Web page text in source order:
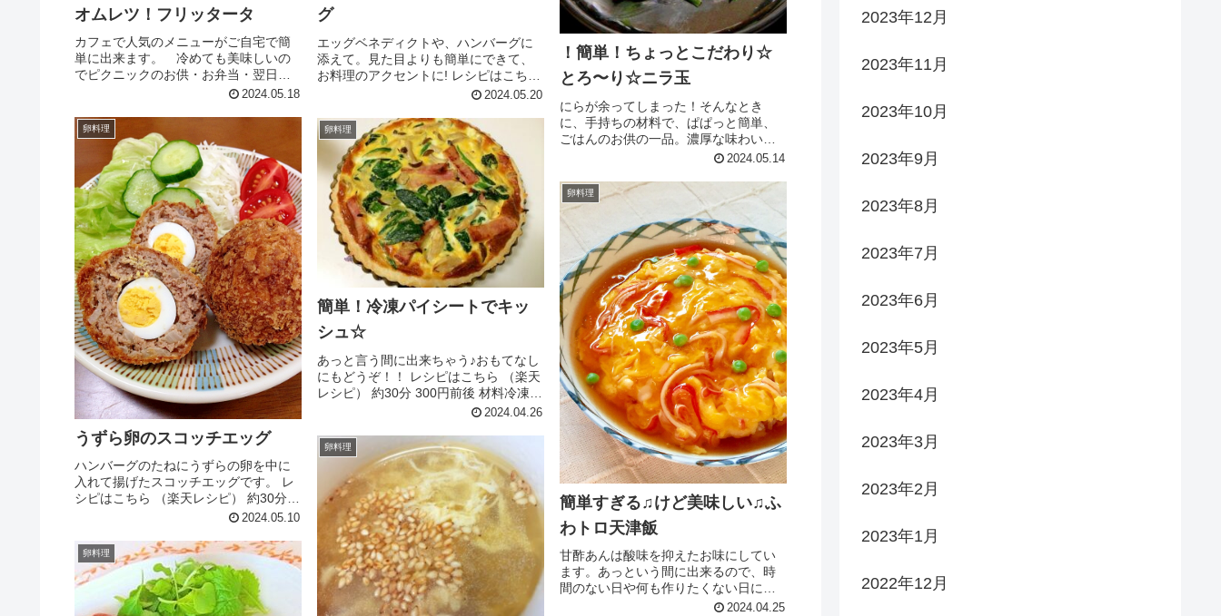
グ
エッグベネディクトや、ハンバーグに
添えて。見た目よりも簡単にできて、
お料理のアクセントに! レシピはこちら
（楽天レシピ） 5分以内 100円以下 材
2024.05.20
オムレツ！フリッタータ
カフェで人気のメニューがご自宅で簡
単に出来ます。 冷めても美味しいの
でピクニックのお供・お弁当・翌日の
ブランチとしてもどうぞ。 レシピはこ
材料卵粉チーズピザ用チーズ塩コンソ
メ顆粒ほうれん草胡椒ナ...
2024.05.18
！簡単！ちょっとこだわり☆
とろ〜り☆ニラ玉
にらが余ってしまった！そんなとき
に、手持ちの材料で、ぱぱっと簡単、
ごはんのお供の一品。濃厚な味わいで
す。ポイントは、卵の半熟焼き☆ レシ
円以下 材料にら卵＜調味料＞☆オイス
ターソース☆鶏ガラスープ...
2024.05.14
卵料理
うずら卵のスコッチエッグ
ハンバーグのたねにうずらの卵を中に
入れて揚げたスコッチエッグです。 レ
シピはこちら （楽天レシピ） 約30分
300円前後 材料うずらの卵合挽き肉玉
うナツメグ卵とき卵パン粉小麦粉揚げ
油みんなのレビュー
2024.05.10
卵料理
簡単！冷凍パイシートでキッ
シュ☆
あっと言う間に出来ちゃう♪おもてなし
にもどうぞ！！ レシピはこちら （楽天
レシピ） 約30分 300円前後 材料冷凍パ
イシート（正方形）18ｃｍベーコン
☆卵☆牛乳☆パルメザンチーズ塩 コ
ショウオリーブオイル...
2024.04.26
卵料理
簡単すぎる♫けど美味しい♫ふ
わトロ天津飯
甘酢あんは酸味を抑えたお味にしてい
ます。あっという間に出来るので、時
間のない日や何も作りたくない日には
持ってこいの一品です^_^ レシピはこち
2024.04.25
卵料理
卵料理
2023年12月
2023年11月
2023年10月
2023年9月
2023年8月
2023年7月
2023年6月
2023年5月
2023年4月
2023年3月
2023年2月
2023年1月
2022年12月